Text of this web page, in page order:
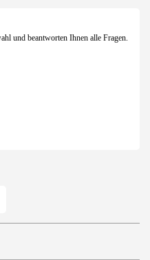
und beantworten Ihnen alle Fragen.